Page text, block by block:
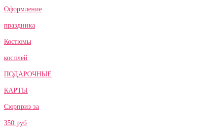
Оформление
праздника
Костюмы
косплей
ПОДАРОЧНЫЕ
КАРТЫ
Сюрприз за
350 руб